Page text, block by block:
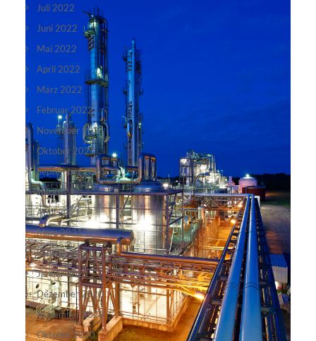
alina13
Juli 2022
Juni 2022
Mai 2022
April 2022
März 2022
Februar 2022
November 2021
Oktober 2021
September 2021
Juli 2021
April 2021
März 2021
Februar 2021
Januar 2021
Dezember 2020
November 2020
Oktober 2020